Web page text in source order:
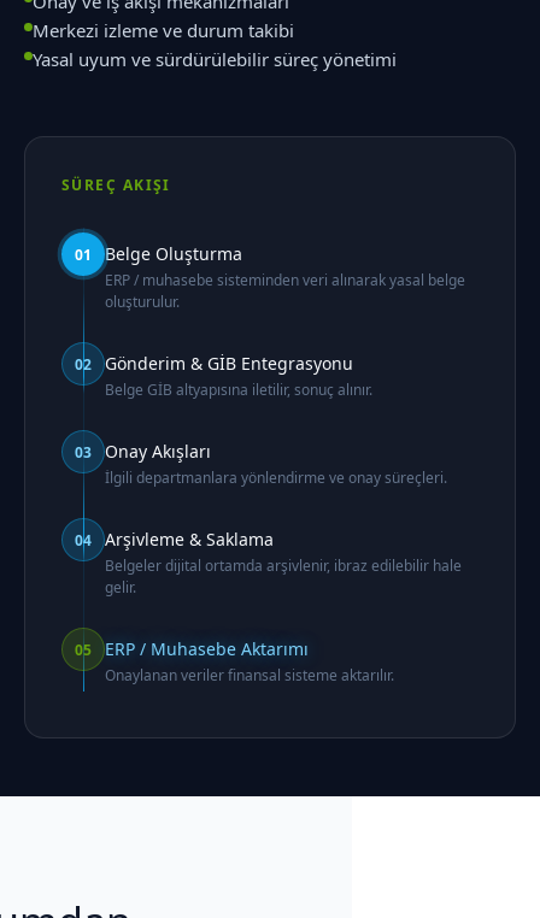
Merkezi izleme ve durum takibi
Yasal uyum ve sürdürülebilir süreç yönetimi
SÜREÇ AKIŞI
01 Belge Oluşturma
ERP / muhasebe sisteminden veri alınarak yasal belge
oluşturulur.
02 Gönderim & GİB Entegrasyonu
Belge GİB altyapısına iletilir, sonuç alınır.
03 Onay Akışları
İlgili departmanlara yönlendirme ve onay süreçleri.
04 Arşivleme & Saklama
Belgeler dijital ortamda arşivlenir, ibraz edilebilir hale
gelir.
05 ERP / Muhasebe Aktarımı
Onaylanan veriler finansal sisteme aktarılır.